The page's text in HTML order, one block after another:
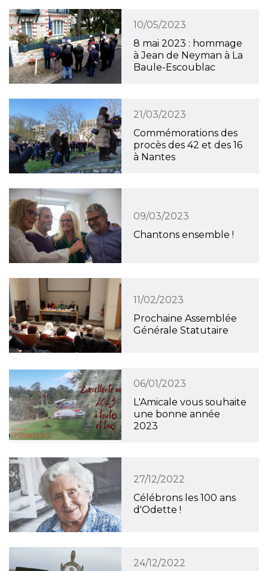
10/05/2023
8 mai 2023 : hommage
à Jean de Neyman à La
Baule-Escoublac
21/03/2023
Commémorations des
procès des 42 et des 16
à Nantes
09/03/2023
Chantons ensemble !
11/02/2023
Prochaine Assemblée
Générale Statutaire
06/01/2023
L'Amicale vous souhaite
une bonne année
2023
27/12/2022
Célébrons les 100 ans
d'Odette !
24/12/2022